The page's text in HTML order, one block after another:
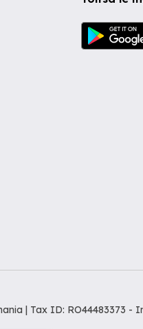
| Tax ID: RO44483373 -